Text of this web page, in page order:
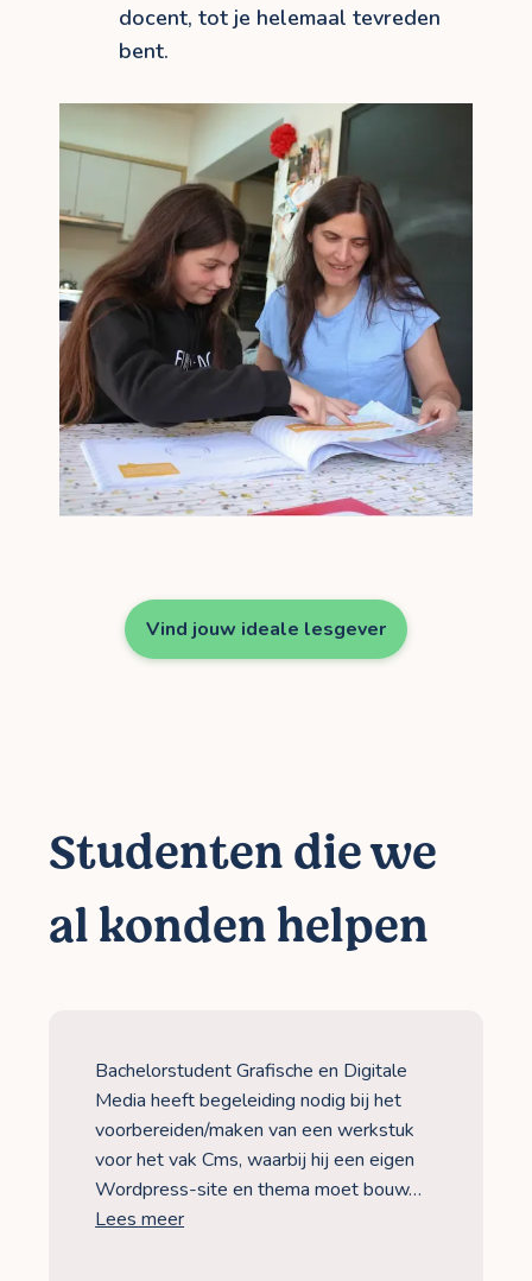
docent, tot je helemaal tevreden
bent.
Vind jouw ideale lesgever
Studenten die we
al konden helpen
Bachelorstudent Grafische en Digitale
Media heeft begeleiding nodig bij het
voorbereiden/maken van een werkstuk
voor het vak Cms, waarbij hij een eigen
Wordpress-site en thema moet bouw…
Lees meer